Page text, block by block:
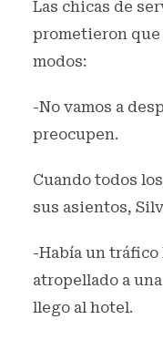
Las chicas de
prometieron que
modos:
-No vamos a
preocupen.
Cuando todos
sus asientos,
-Había un
atropellado a
llego al hotel.